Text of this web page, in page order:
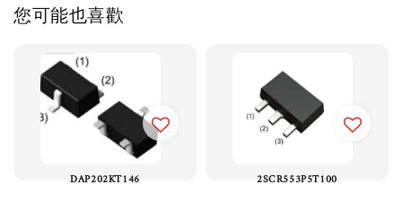
您可能也喜歡
DAP202KT146 2SCR553P5T100